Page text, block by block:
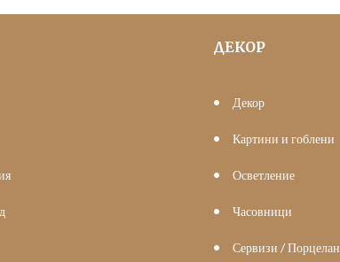
ДЕКОР
Декор
Картини и гоблени
Осветление
Часовници
Сервизи / Порцелан